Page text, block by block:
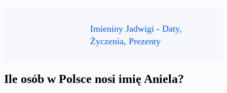
Imieniny Jadwigi - Daty,
Życzenia, Prezenty
Ile osób w Polsce nosi imię Aniela?